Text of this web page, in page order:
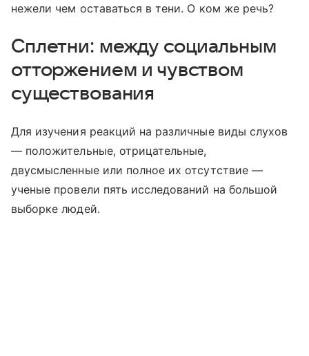
нежели чем оставаться в тени. О ком же речь?
Сплетни: между социальным
отторжением и чувством
существования
Для изучения реакций на различные виды слухов
— положительные, отрицательные,
двусмысленные или полное их отсутствие —
ученые провели пять исследований на большой
выборке людей.